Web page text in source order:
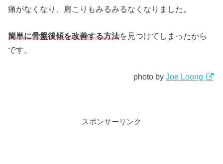
痛がなくなり、肩こりもみるみるなくなりました。
簡単に骨盤後傾を改善する方法を見つけてしまったから
です。
photo by Joe Loong
スポンサーリンク